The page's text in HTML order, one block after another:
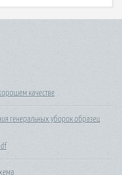
качестве
генеральных уборок образец